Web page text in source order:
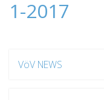
1-2017
VöV NEWS